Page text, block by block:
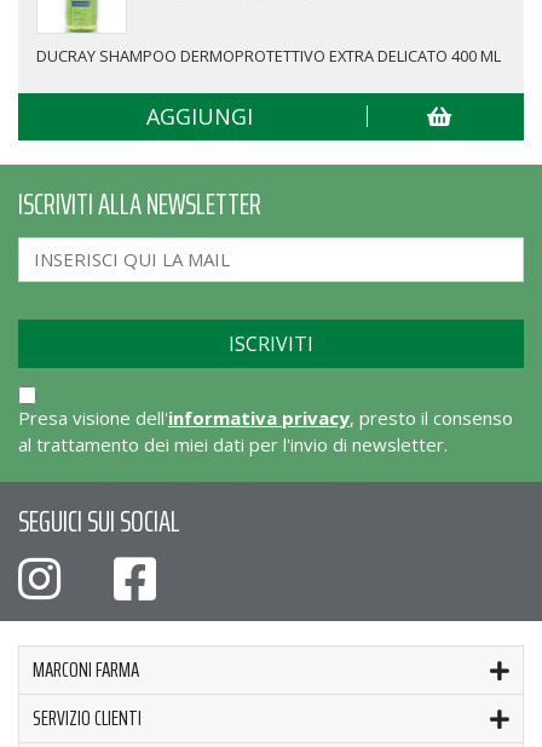
DUCRAY SHAMPOO DERMOPROTETTIVO EXTRA DELICATO 400 ML
AGGIUNGI
ISCRIVITI ALLA NEWSLETTER
Presa visione dell'informativa privacy, presto il consenso
al trattamento dei miei dati per l'invio di newsletter.
SEGUICI SUI SOCIAL
MARCONI FARMA
SERVIZIO CLIENTI